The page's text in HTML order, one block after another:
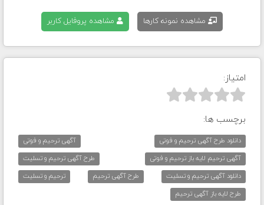
مشاهده نمونه کارها مشاهده پروفایل کاربر
امتیاز:



برچسب ها:
دانلود طرح آگهی ترحیم و فوتی
آگهی ترحیم و فوتی
آگهی ترحیم لایه باز ترحیم و فوتی
طرح آگهی ترحیم و تسلیت
دانلود آگهی ترحیم و تسلیت
طرح آگهی ترحیم
ترحیم و تسلیت
طرح لایه باز آگهی ترحیم